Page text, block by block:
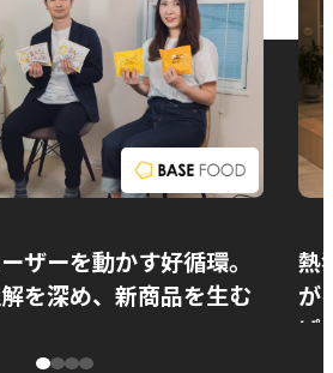
ザーを動かす好循環。
を深め、新商品を生む
熱
が
ぱ